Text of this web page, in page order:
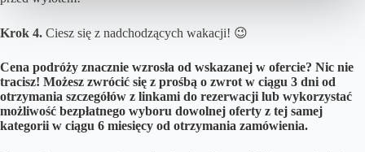
Krok 4. Ciesz się z nadchodzących wakacji! 😉
Cena podróży znacznie wzrosła od wskazanej w ofercie? Nic nie
tracisz! Możesz zwrócić się z prośbą o zwrot w ciągu 3 dni od
otrzymania szczegółów z linkami do rezerwacji lub wykorzystać
możliwość bezpłatnego wyboru dowolnej oferty z tej samej
kategorii w ciągu 6 miesięcy od otrzymania zamówienia.